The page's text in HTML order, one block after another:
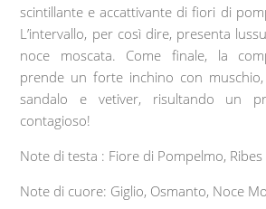
scintillante e accattivante di fiori di
L’intervallo, per così dire, presenta
noce moscata. Come finale, la
prende un forte inchino con
sandalo e vetiver, risultando un
contagioso!
Note di testa : Fiore di Pompelmo,
Note di cuore: Giglio, Osmanto, Noce